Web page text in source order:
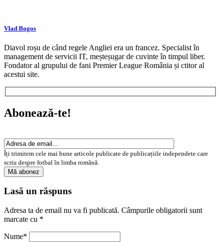
Vlad Bogos
Diavol roșu de când regele Angliei era un francez. Specialist în
management de servicii IT, meșteșugar de cuvinte în timpul liber.
Fondator al grupului de fani Premier League România și ctitor al
acestui site.
Abonează-te!
Îți trimitem cele mai bune articole publicate de publicațiile independete care
scriu despre fotbal în limba română.
Lasă un răspuns
Adresa ta de email nu va fi publicată. Câmpurile obligatorii sunt
marcate cu *
Nume*